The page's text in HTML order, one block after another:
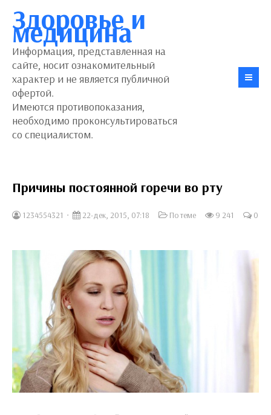
Здоровье и
медицина
Информация, представленная на
сайте, носит ознакомительный
характер и не является публичной
офертой.
Имеются противопоказания,
необходимо проконсультироваться
со специалистом.
Причины постоянной горечи во рту
1234554321 22-дек, 2015, 07:18 По теме 9 241 0